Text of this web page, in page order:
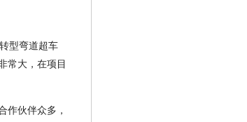
型弯道超车
常大，在项目
作伙伴众多，